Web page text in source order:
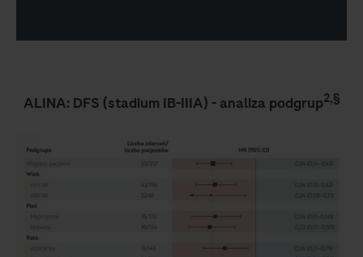
ALINA: DFS (stadium IB-IIIA) - analiza podgrup2,§